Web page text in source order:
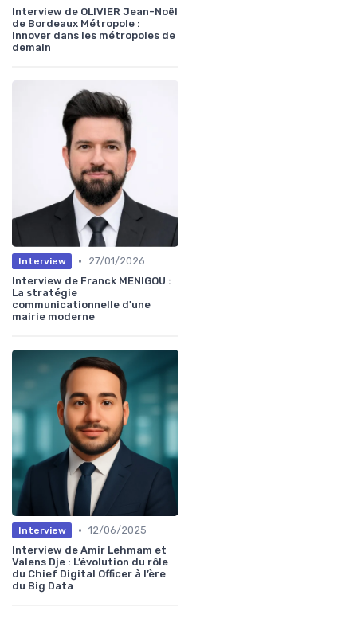
Interview de OLIVIER Jean-Noël
de Bordeaux Métropole :
Innover dans les métropoles de
demain
Interview •
27/01/2026
Interview de Franck MENIGOU :
La stratégie
communicationnelle d'une
mairie moderne
Interview • 12/06/2025
Interview de Amir Lehmam et
Valens Dje : L’évolution du rôle
du Chief Digital Officer à l’ère
du Big Data